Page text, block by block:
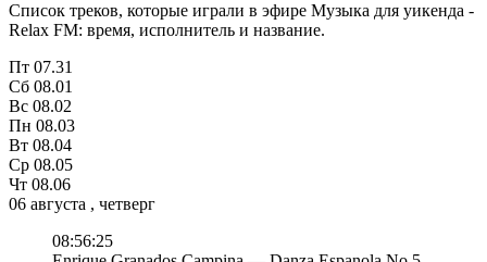
Список треков, которые играли в эфире Музыка для уикенда -
Relax FM: время, исполнитель и название.
Пт 07.31
Сб 08.01
Вс 08.02
Пн 08.03
Вт 08.04
Ср 08.05
Чт 08.06
06 августа , четверг
08:56:25